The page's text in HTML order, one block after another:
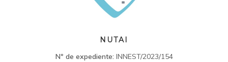
NUTAI
Nº de expediente: INNEST/2023/154